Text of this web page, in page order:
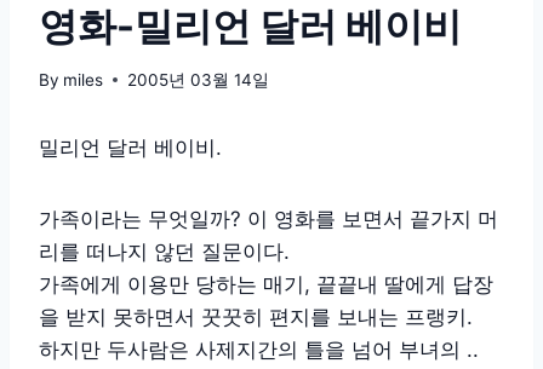
영화-밀리언 달러 베이비
By miles 2005년 03월 14일
밀리언 달러 베이비.
가족이라는 무엇일까? 이 영화를 보면서 끝가지 머
리를 떠나지 않던 질문이다.
가족에게 이용만 당하는 매기, 끝끝내 딸에게 답장
을 받지 못하면서 꿋꿋히 편지를 보내는 프랭키.
하지만 두사람은 사제지간의 틀을 넘어 부녀의 ..